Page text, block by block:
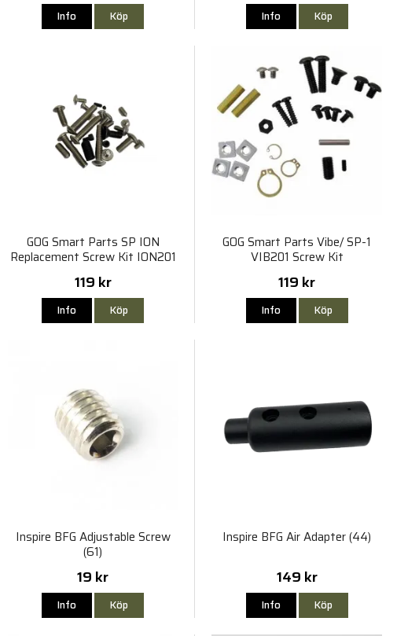
Info Köp Info Köp
GOG Smart Parts SP ION
Replacement Screw Kit ION201
119 kr
Info Köp
GOG Smart Parts Vibe/ SP-1
VIB201 Screw Kit
119 kr
Info Köp
Inspire BFG Adjustable Screw
(61)
19 kr
Info Köp
Inspire BFG Air Adapter (44)
149 kr
Info Köp